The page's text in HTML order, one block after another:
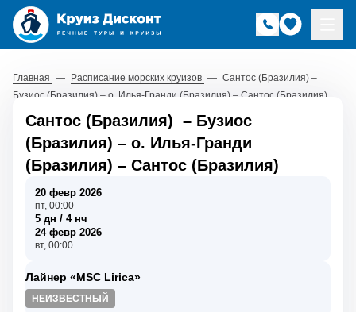
Главная — Расписание морских круизов — Сантос (Бразилия) –
Бузиос (Бразилия) – о. Илья-Гранди (Бразилия) – Сантос (Бразилия)
Сантос (Бразилия) – Бузиос
(Бразилия) – о. Илья-Гранди
(Бразилия) – Сантос (Бразилия)
20 февр 2026
пт, 00:00
5 дн / 4 нч
24 февр 2026
вт, 00:00
Лайнер «MSC Lirica»
НЕИЗВЕСТНЫЙ